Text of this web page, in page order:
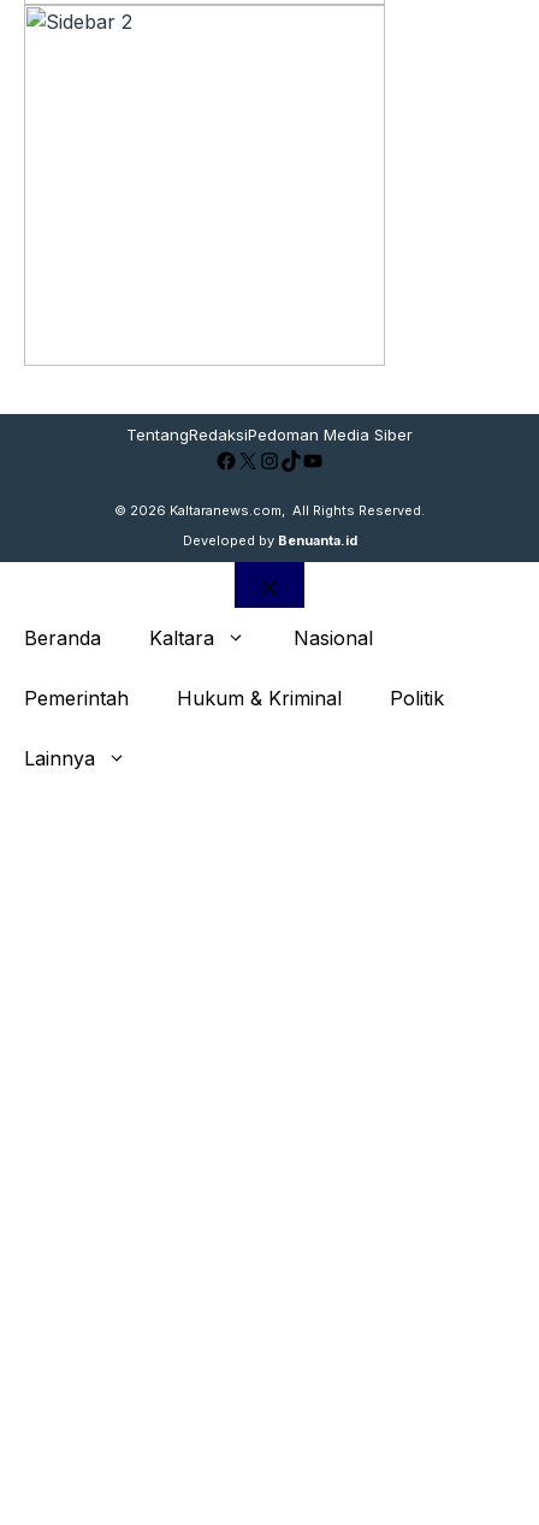
TentangRedaksiPedoman Media Siber
Facebook
X Instagram
TikTok
YouTube
© 2026 Kaltaranews.com, All Rights Reserved.
Developed by Benuanta.id
Close
Beranda
Kaltara Nasional
Pemerintah Hukum & Kriminal Politik
Lainnya